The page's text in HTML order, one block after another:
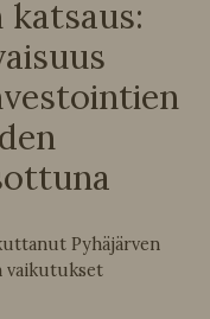
Pyhäjärven
vaikutukset